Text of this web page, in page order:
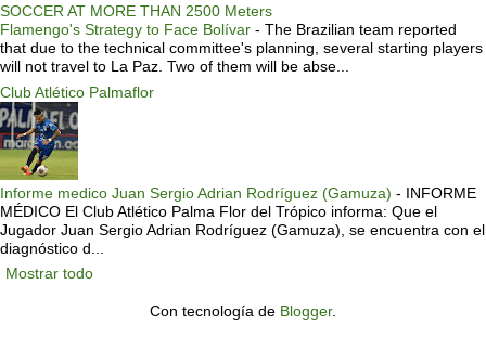
SOCCER AT MORE THAN 2500 Meters
Flamengo's Strategy to Face Bolívar - The Brazilian team reported
that due to the technical committee's planning, several starting players
will not travel to La Paz. Two of them will be abse...
Club Atlético Palmaflor
Informe medico Juan Sergio Adrian Rodríguez (Gamuza) - INFORME
MÉDICO El Club Atlético Palma Flor del Trópico informa: Que el
Jugador Juan Sergio Adrian Rodríguez (Gamuza), se encuentra con el
diagnóstico d...
Mostrar todo
Con tecnología de Blogger.